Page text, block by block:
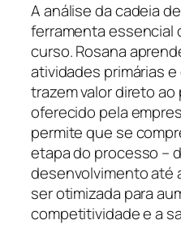
A análise da cadeia
ferramenta essencial
curso. Rosana
atividades primárias
trazem valor direto
oferecido pela
permite que se
etapa do processo –
desenvolvimento até
ser otimizada para
competitividade e a